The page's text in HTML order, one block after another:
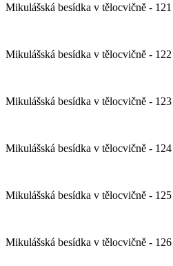
Mikulášská besídka v tělocvičně - 121
Mikulášská besídka v tělocvičně - 122
Mikulášská besídka v tělocvičně - 123
Mikulášská besídka v tělocvičně - 124
Mikulášská besídka v tělocvičně - 125
Mikulášská besídka v tělocvičně - 126